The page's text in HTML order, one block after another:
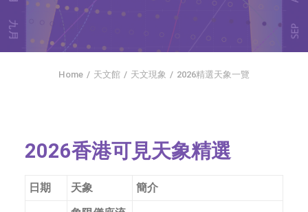
SEARCH
Home 天文館 天文現象 2026精選天象一覽
2026香港可見天象精選
日期 天象 簡介